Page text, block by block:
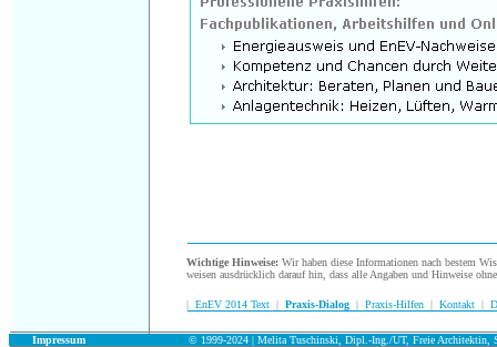
Wichtige Hinweise: Wir haben diese Informationen nach bestem
weisen ausdrücklich darauf hin, dass alle Angaben und Hinweise
| EnEV 2014 Text | Praxis-Dialog | Praxis-Hilfen | Kontakt |
Impressum © 1999-2024 | Melita Tuschinski, Dipl.-Ing./UT, Freie Architektin,